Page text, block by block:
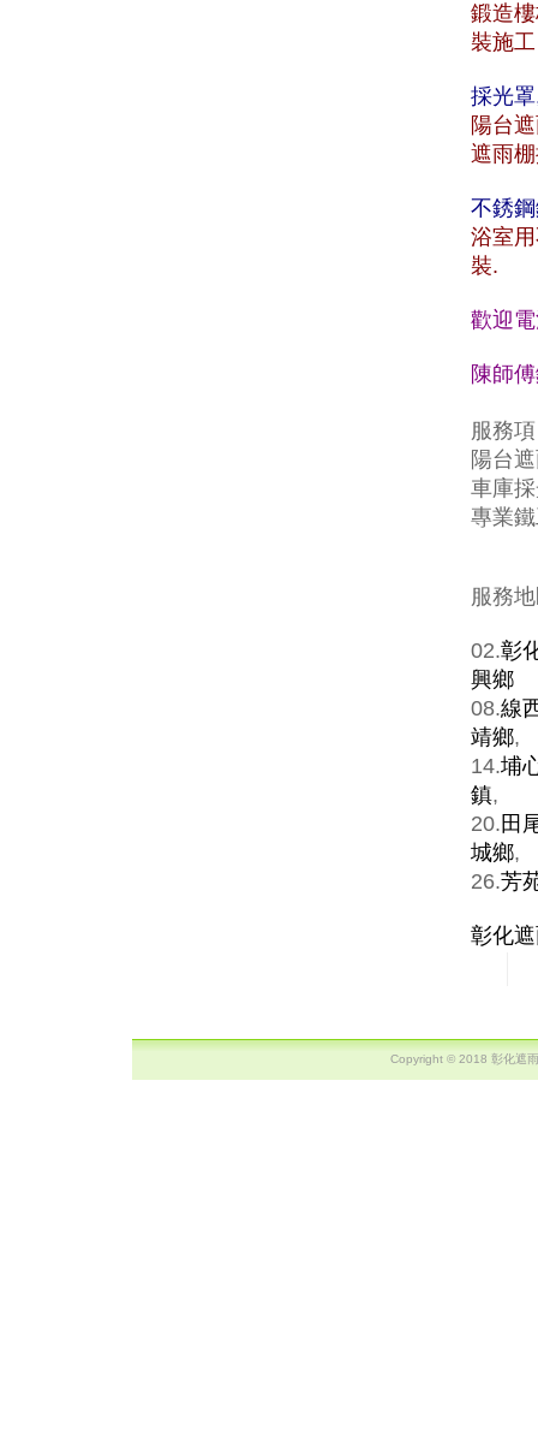
鍛造
裝施工
採光
陽台
遮雨
不銹
浴室
裝.
歡迎
陳師
服務
陽台
車庫
專業
服務
02.彰
興鄉
08.線
靖鄉,
14.埔
鎮,
20. 田
城鄉,
26.芳
彰化
Copyright © 2018 彰化遮